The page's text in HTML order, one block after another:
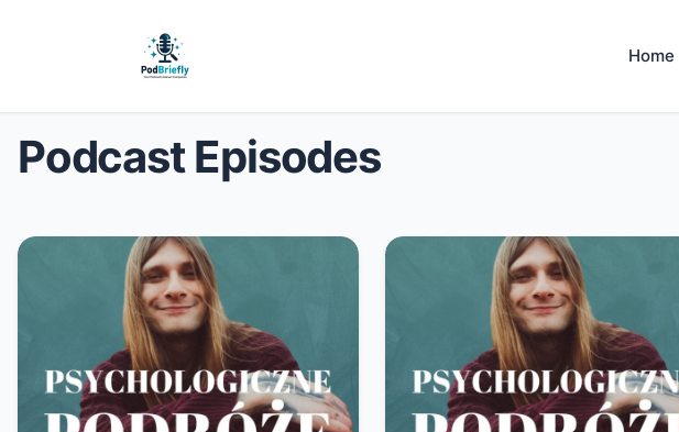
Home
Podcast Episodes